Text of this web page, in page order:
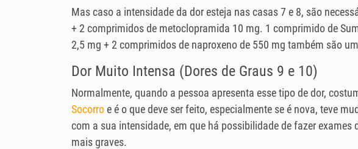
Mas caso a intensidade da dor esteja nas casas 7 e 8, são
+ 2 comprimidos de metoclopramida 10 mg. 1 comprimido de
2,5 mg + 2 comprimidos de naproxeno de 550 mg também são
Dor Muito Intensa (Dores de Graus 9 e 10)
Normalmente, quando a pessoa apresenta esse tipo de dor,
Socorro e é o que deve ser feito, especialmente se é nova, teve
com a sua intensidade, em que há possibilidade de fazer
mais graves.